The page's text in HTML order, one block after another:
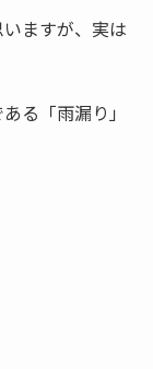
ますが、実は
る「雨漏り」